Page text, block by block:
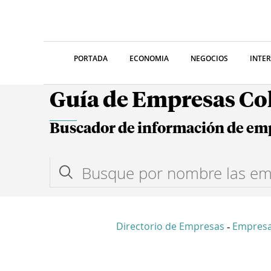
PORTADA ECONOMIA NEGOCIOS
Guía de Empresas
Buscador de información de
Directorio de Empresas -